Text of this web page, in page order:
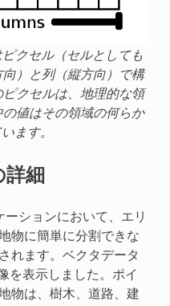
クセル（セルとしても
）と列（縦方向）で構
クセルは、地理的な領
値はその領域の何らか
ます。
詳細
ションにおいて、エリ
物に簡単に分割できな
れます。ベクタデータ
を表示しました。ポイ
物は、樹木、道路、建